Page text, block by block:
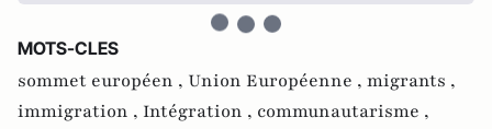
MOTS-CLES
sommet européen , Union Européenne , migrants ,
immigration , Intégration , communautarisme ,